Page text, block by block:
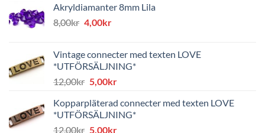
Akryldiamanter 8mm Lila
8,00kr Det
var:
8,00kr.
4,00krDet
är:
4,00kr.
Vintage connecter med texten LOVE
*UTFÖRSÄLJNING*
12,00kr Det
priset
var:
12,00kr.
5,00krDet
priset
är:
5,00kr.
Kopparpläterad connecter med texten LOVE
*UTFÖRSÄLJNING*
12,00kr Det
5,00krDet